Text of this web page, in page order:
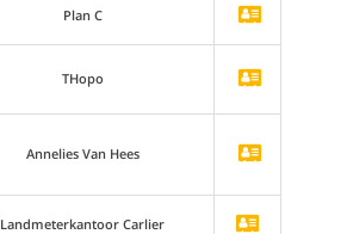
Plan C
THopo
Annelies Van Hees
Landmeterkantoor Carlier